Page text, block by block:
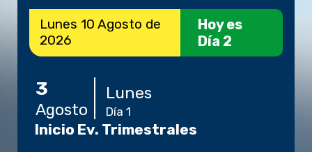
Lunes 10 Agosto de
2026
Hoy es
Día 2
3
Agosto
Lunes
Día 1
Inicio Ev. Trimestrales